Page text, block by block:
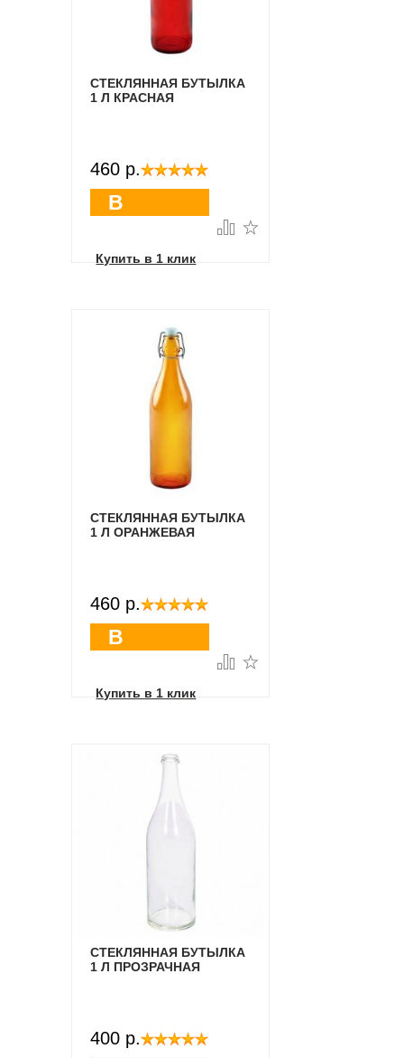
СТЕКЛЯННАЯ БУТЫЛКА
1 Л КРАСНАЯ
460 p.
В
Купить в 1 клик
СТЕКЛЯННАЯ БУТЫЛКА
1 Л ОРАНЖЕВАЯ
460 p.
В
Купить в 1 клик
СТЕКЛЯННАЯ БУТЫЛКА
1 Л ПРОЗРАЧНАЯ
400 p.